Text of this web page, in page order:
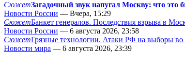
СюжетЗагадочный звук напугал Москву: что это
Новости России — Вчера, 15:29
СюжетБанкет генералов. Последствия взрыва в
Новости России — 6 августа 2026, 23:58
СюжетГрязные технологии. Атаки РФ на выборы
Новости мира — 6 августа 2026, 23:39